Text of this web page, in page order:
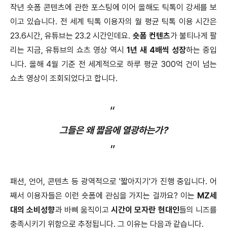
작년 숏폼 콘텐츠에 관한 포스팅에 이어 올해도 틱톡이 강세를 보
이고 있습니다. 전 세계 틱톡 이용자의 월 평균 틱톡 이용 시간은
23.6시간, 유튜브는 23.2 시간인데요. 숏폼 컨텐츠가 불티나게 팔
리는 지금, 유튜브의 쇼츠 영상 역시 1년 새 4배씩 성장하는 중입
니다. 올해 4월 기준 전 세계적으로 하루 평균 300억 건이 넘는
쇼츠 영상이 조회되었다고 합니다.
“
그들은 왜 짧음에 열광하는가?
”
패션, 언어, 콘텐츠 등 광역적으로 '짧아지기'가 진행 중입니다. 어
째서 이용자들은 이런 숏폼에 관심을 가지는 걸까요? 이는 MZ세
대의 소비성향과 바삐 움직이고시간이 모자란 현대인들의 니즈를
충족시키기 위함으로 추정됩니다. 그 이유는 다음과 같습니다.